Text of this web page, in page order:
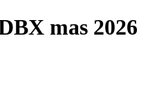
mas 2026